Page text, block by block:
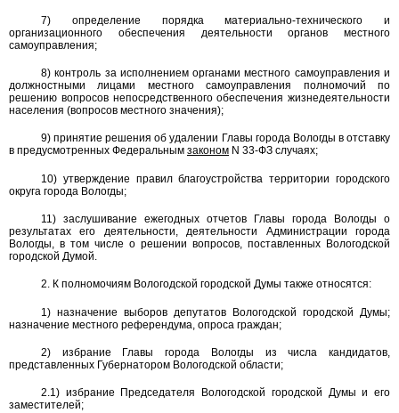
7) определение порядка материально-технического и
организационного обеспечения деятельности органов местного
самоуправления;
8) контроль за исполнением органами местного самоуправления и
должностными лицами местного самоуправления полномочий по
решению вопросов непосредственного обеспечения жизнедеятельности
населения (вопросов местного значения);
9) принятие решения об удалении Главы города Вологды в отставку
в предусмотренных Федеральным законом N 33-ФЗ случаях;
10) утверждение правил благоустройства территории городского
округа города Вологды;
11) заслушивание ежегодных отчетов Главы города Вологды о
результатах его деятельности, деятельности Администрации города
Вологды, в том числе о решении вопросов, поставленных Вологодской
городской Думой.
2. К полномочиям Вологодской городской Думы также относятся:
1) назначение выборов депутатов Вологодской городской Думы;
назначение местного референдума, опроса граждан;
2) избрание Главы города Вологды из числа кандидатов,
представленных Губернатором Вологодской области;
2.1) избрание Председателя Вологодской городской Думы и его
заместителей;